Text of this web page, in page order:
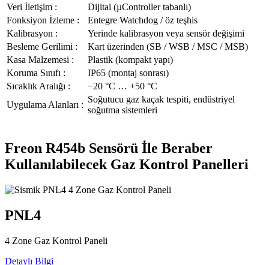
Veri İletişim :
Dijital (µController tabanlı)
Fonksiyon İzleme :
Entegre Watchdog / öz teşhis
Kalibrasyon :
Yerinde kalibrasyon veya sensör değişimi
Besleme Gerilimi :
Kart üzerinden (SB / WSB / MSC / MSB)
Kasa Malzemesi :
Plastik (kompakt yapı)
Koruma Sınıfı :
IP65 (montaj sonrası)
Sıcaklık Aralığı :
−20 °C … +50 °C
Uygulama Alanları :
Soğutucu gaz kaçak tespiti, endüstriyel
soğutma sistemleri
Freon R454b Sensörü İle Beraber
Kullanılabilecek Gaz Kontrol Panelleri
PNL4
4 Zone Gaz Kontrol Paneli
Detaylı Bilgi